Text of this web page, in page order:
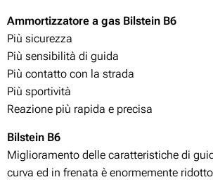
Ammortizzatore a gas Bilstein B6
Più sicurezza
Più sensibilità di guida
Più contatto con la strada
Più sportività
Reazione più rapida e precisa
Bilstein B6
Miglioramento delle caratteristiche di
curva ed in frenata è enormemente